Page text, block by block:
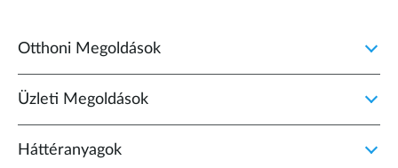
Otthoni Megoldások
Üzleti Megoldások
Háttéranyagok